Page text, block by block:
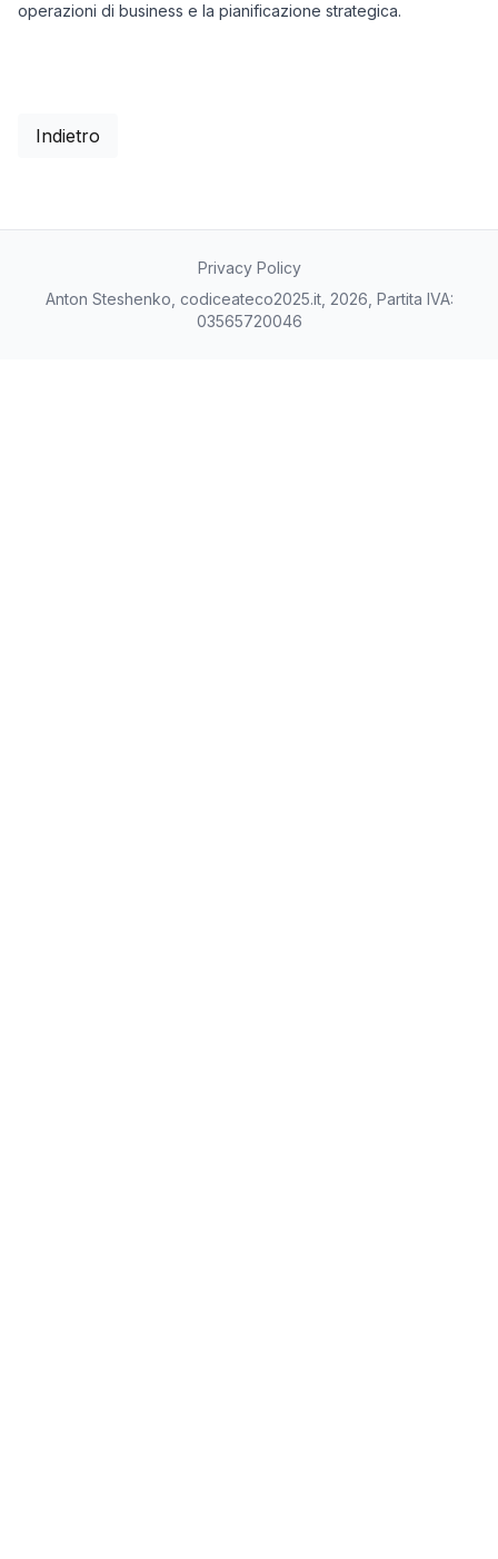
operazioni di business e la pianificazione strategica.
Indietro
Privacy Policy
Anton Steshenko, codiceateco2025.it, 2026, Partita IVA:
03565720046